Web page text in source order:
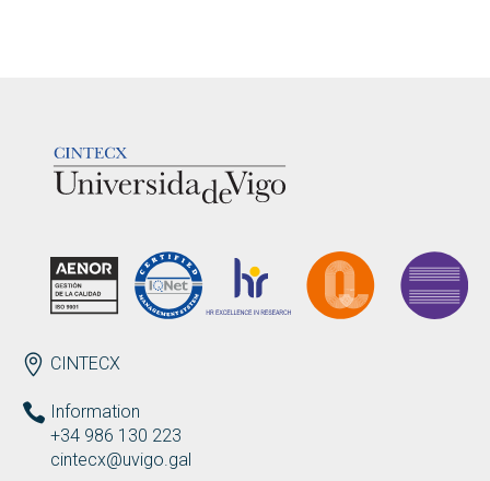
ENDEREZO EN
CINTECX
Information
+34 986 130 223
cintecx@uvigo.gal